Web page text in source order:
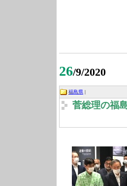
26/9/2020
福島県
菅総理の福